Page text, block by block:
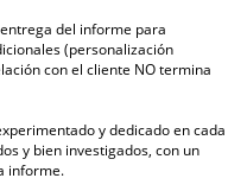
del informe para
(personalización
con el cliente NO termina
y dedicado en cada
y bien investigados, con un
informe.